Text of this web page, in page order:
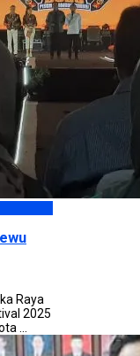
Raya
2025
...